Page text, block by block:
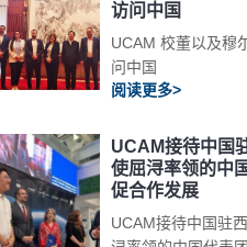
访问中国
UCAM 校董以及穆
问中国
阅读更多>
UCAM接待中国
使屈浔率领的中
促合作发展
UCAM接待中国驻